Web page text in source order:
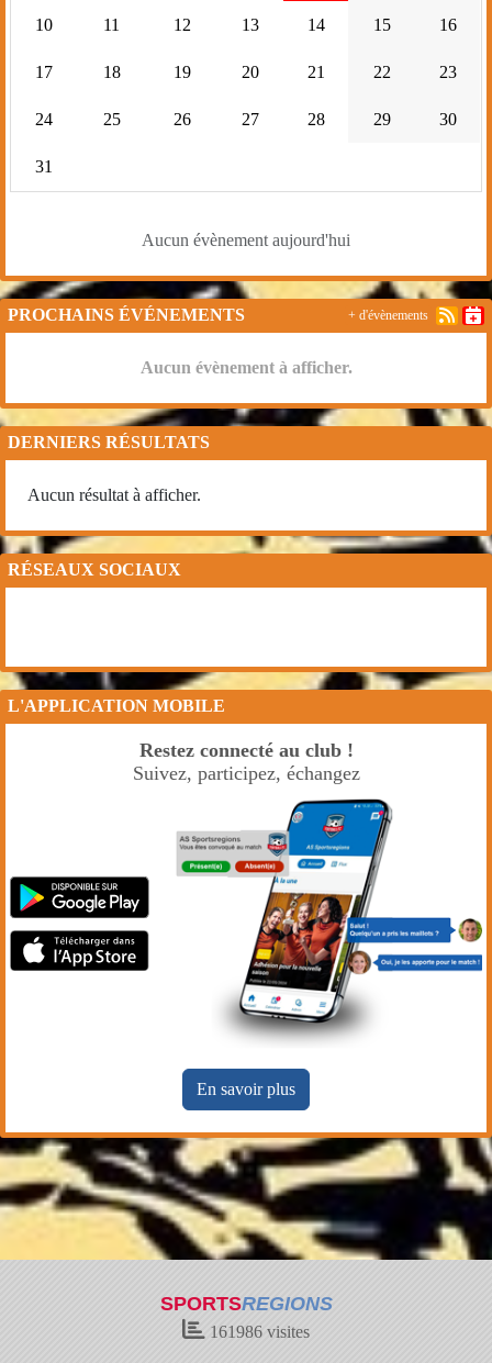
10 11 12 13 14 15 16
17 18 19 20 21 22 23
24 25 26 27 28 29 30
31
Aucun évènement aujourd'hui
PROCHAINS ÉVÉNEMENTS
Aucun évènement à afficher.
+ d'évènements
DERNIERS RÉSULTATS
Aucun résultat à afficher.
RÉSEAUX SOCIAUX
L'APPLICATION MOBILE
Restez connecté au club !
Suivez, participez, échangez
En savoir plus
SPORTSREGIONS
161986 visites